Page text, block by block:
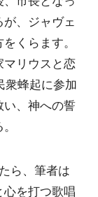
、ジャヴェ
くらます。
リウスと恋
衆蜂起に参加
い、神への誓
ら、筆者は
を打つ歌唱